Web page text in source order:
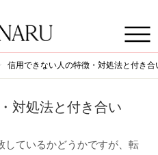
信用できない人の特徴・対処法と付き合
対処法と付き合い
しているかどうかですが、転